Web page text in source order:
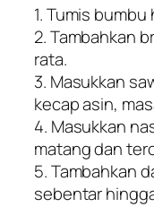
1. Tumis
2. Tambahkan
rata.
3. Masukkan
kecap asin,
4. Masukkan
matang dan
5. Tambahkan
sebentar